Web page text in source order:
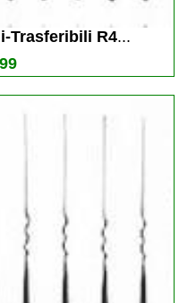
Trasferibili R4...